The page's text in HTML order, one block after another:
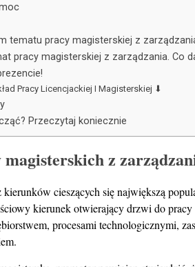
tematu pracy magisterskiej z
pracy magisterskiej z zarządzania. Co
Pracy Licencjackiej I Magisterskiej ⬇
Przeczytaj koniecznie
z
kierunków cieszących się największą
kierunek otwierający drzwi do
procesami technologicznymi,